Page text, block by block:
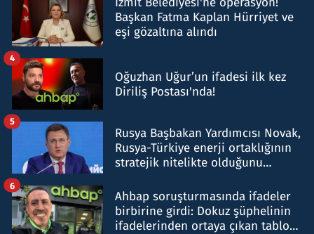
Başkan Fatma Kaplan Hürriyet ve
eşi gözaltına alındı
Oğuzhan Uğur’un ifadesi ilk kez
Diriliş Postası'nda!
4
Rusya Başbakan Yardımcısı Novak,
Rusya-Türkiye enerji ortaklığının
stratejik nitelikte olduğunu
5
Ahbap soruşturmasında ifadeler
birbirine girdi: Dokuz şüphelinin
ifadelerinden ortaya çıkan tablo
6